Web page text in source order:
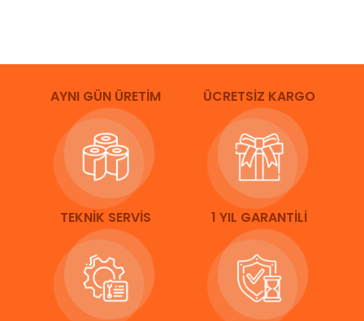
AYNI GÜN ÜRETİM ÜCRETSİZ KARGO
TEKNİK SERVİS 1 YIL GARANTİLİ